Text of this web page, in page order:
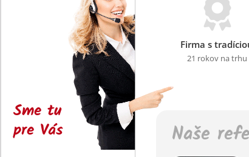
Sme tu
pre Vás
Firma s
21 rokov na trhu
Naše